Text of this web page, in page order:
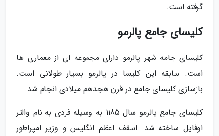
گرفته است.
کلیسای جامع پالرمو
کلیسای جامه شهر پالرمو دارای مجموعه ای از معماری ها
است. سابقه این کلیسا در پالرمو بسیار طولانی است.
بازسازی کلیسای جامع در قرن هجدهم میلادی انجام شد.
کلیسای جامع پالرمو سال 1185 به وسیله فردی به نام والتر
اوفایل ساخته شد. اسقف اعظم انگلیس و وزیر امپراطور